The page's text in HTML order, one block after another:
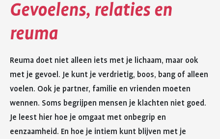
Gevoelens, relaties en
reuma
Reuma doet niet alleen iets met je lichaam, maar ook
met je gevoel. Je kunt je verdrietig, boos, bang of alleen
voelen. Ook je partner, familie en vrienden moeten
wennen. Soms begrijpen mensen je klachten niet goed.
Je leest hier hoe je omgaat met onbegrip en
eenzaamheid. En hoe je intiem kunt blijven met je